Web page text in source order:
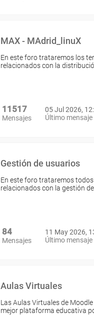
MAX - MAdrid_linuX
En este foro trataremos los
relacionados con la
11517
Mensajes
05 Jul 2026,
Último mensaje
Gestión de usuarios
En este foro trataremos
relacionados con la gestión de
84
Mensajes
11 May 2026,
Último mensaje
Aulas Virtuales
Las Aulas Virtuales de
mejor plataforma educativa